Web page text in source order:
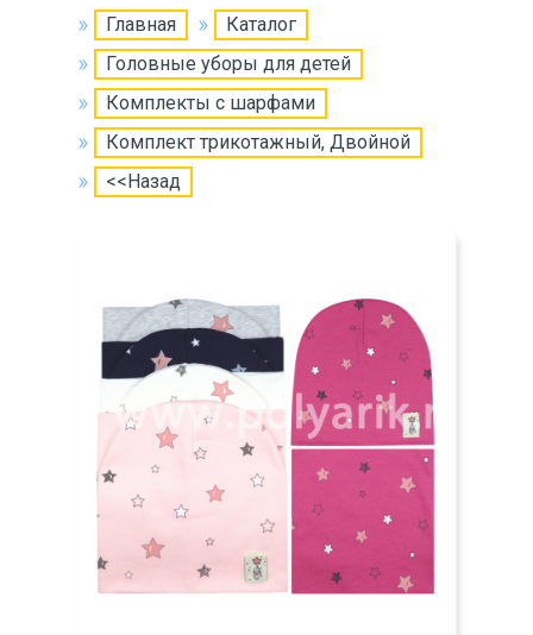
Главная
Каталог
Головные уборы для детей
Комплекты с шарфами
Комплект трикотажный, Двойной
<<Назад